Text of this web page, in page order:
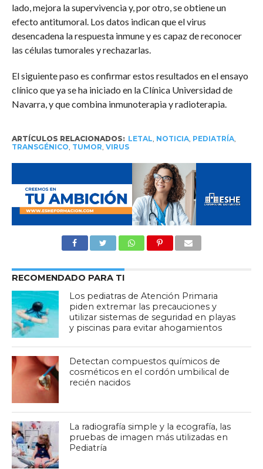
lado, mejora la supervivencia y, por otro, se obtiene un
efecto antitumoral. Los datos indican que el virus
desencadena la respuesta inmune y es capaz de reconocer
las células tumorales y rechazarlas.
El siguiente paso es confirmar estos resultados en el ensayo
clínico que ya se ha iniciado en la Clínica Universidad de
Navarra, y que combina inmunoterapia y radioterapia.
ARTÍCULOS RELACIONADOS: LETAL, NOTICIA, PEDIATRÍA,
TRANSGÉNICO, TUMOR, VIRUS
RECOMENDADO PARA TI
Los pediatras de Atención Primaria
piden extremar las precauciones y
utilizar sistemas de seguridad en playas
y piscinas para evitar ahogamientos
Detectan compuestos químicos de
cosméticos en el cordón umbilical de
recién nacidos
La radiografía simple y la ecografía, las
pruebas de imagen más utilizadas en
Pediatría